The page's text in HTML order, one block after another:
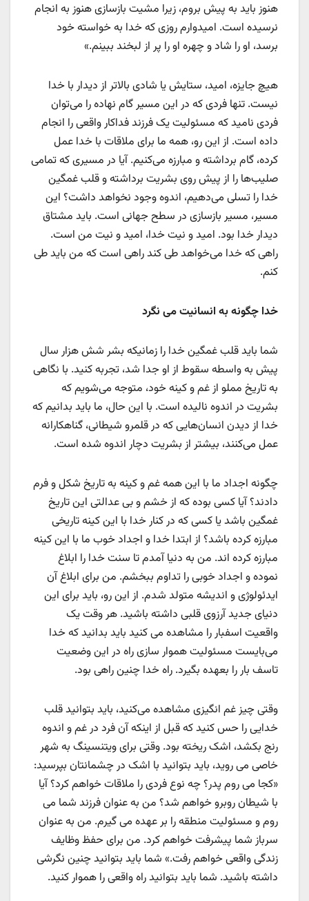
هنوز باید به پیش بروم، زیرا مشیت بازسازی هنوز به انجام
نرسیده است. امیدوارم روزی که خدا به خواسته‌ خود
برسد، او را شاد و چهره او را پر از لبخند ببینم.»
هیچ جایزه، امید، ستایش یا شادی بالاتر از دیدار با خدا
نیست. تنها فردی که در این مسیر گام نهاده را می‌توان
فردی نامید که مسئولیت یک فرزند فداکار واقعی را انجام
داده است. از این رو، همه ما برای ملاقات با خدا عمل
کرده، گام برداشته و مبارزه می‌کنیم. آیا در مسیری که تمامی
صلیب‌ها را از پیش روی بشریت برداشته و قلب غمگین
خدا را تسلی می‌دهیم، اندوه وجود نخواهد داشت؟ این
مسیر، مسیر بازسازی در سطح جهانی است. باید مشتاق
دیدار خدا بود. امید و نیت خدا، امید و نیت من است.
راهی که خدا می‌خواهد طی کند راهی است که من باید طی
کنم.
خدا چگونه به انسانیت می نگرد
شما باید قلب غمگین خدا را زمانیکه بشر شش هزار سال
پیش به واسطه سقوط از او جدا شد، تجربه کنید. با نگاهی
به تاریخ مملو از غم و کینه خود، متوجه می‌شویم که
بشریت در اندوه نالیده است. با این حال، ما باید بدانیم که
خدا از دیدن انسان‌هایی که در قلمرو شیطانی، گناهکارانه
عمل می‌کنند، بیشتر از بشریت دچار اندوه شده است.
چگونه اجداد ما با این همه غم و کینه به تاریخ شکل و فرم
دادند؟ آیا کسی بوده که از خشم و بی عدالتی این تاریخ
غمگین باشد یا کسی که در کنار خدا با این کینه تاریخی
مبارزه کرده باشد؟ از ابتدا خدا و اجداد خوب ما با این کینه
مبارزه کرده اند. من به دنیا آمدم تا سنت خدا را ابلاغ
نموده و اجداد خوبی را تداوم ببخشم. من برای ابلاغ آن
ایدئولوژی و اندیشه متولد شدم. از این رو، باید برای این
دنیای جدید آرزوی قلبی داشته باشید. هر وقت یک
واقعیت اسفبار را مشاهده می کنید باید بدانید که خدا
می‌بایست مسئولیت هموار سازی راه در این وضعیت
تاسف بار را بعهده بگیرد. راه خدا چنین راهی بود.
وقتی چیز غم انگیزی مشاهده می‌کنید، باید بتوانید قلب
خدایی را حس کنید که قبل از اینکه آن فرد در غم و اندوه
رنج بکشد، اشک ریخته بود. وقتی برای ویتنسینگ به شهر
خاصی می روید، باید بتوانید با اشک در چشمانتان بپرسید:
«کجا می روم پدر؟ چه نوع فردی را ملاقات خواهم کرد؟ آیا
با شیطان روبرو خواهم شد؟ من به عنوان فرزند شما می
روم و مسئولیت منطقه را بر عهده می گیرم. من به عنوان
سرباز شما پیشرفت خواهم کرد. من برای حفظ وظایف
زندگی واقعی خواهم رفت.» شما باید بتوانید چنین نگرشی
داشته باشید. شما باید بتوانید راه واقعی را هموار کنید.